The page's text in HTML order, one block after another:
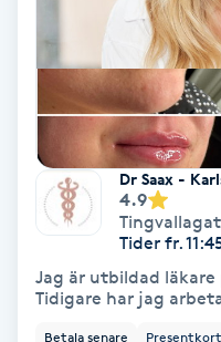
Fransar
Fransborttagning
Fransfärgning
Fransförlängning
Fransförlängning
Dr Saax -
4.9
Tider fr.
Jag är utbildad läkare
Tidigare har jag
Betala senare Presentkort